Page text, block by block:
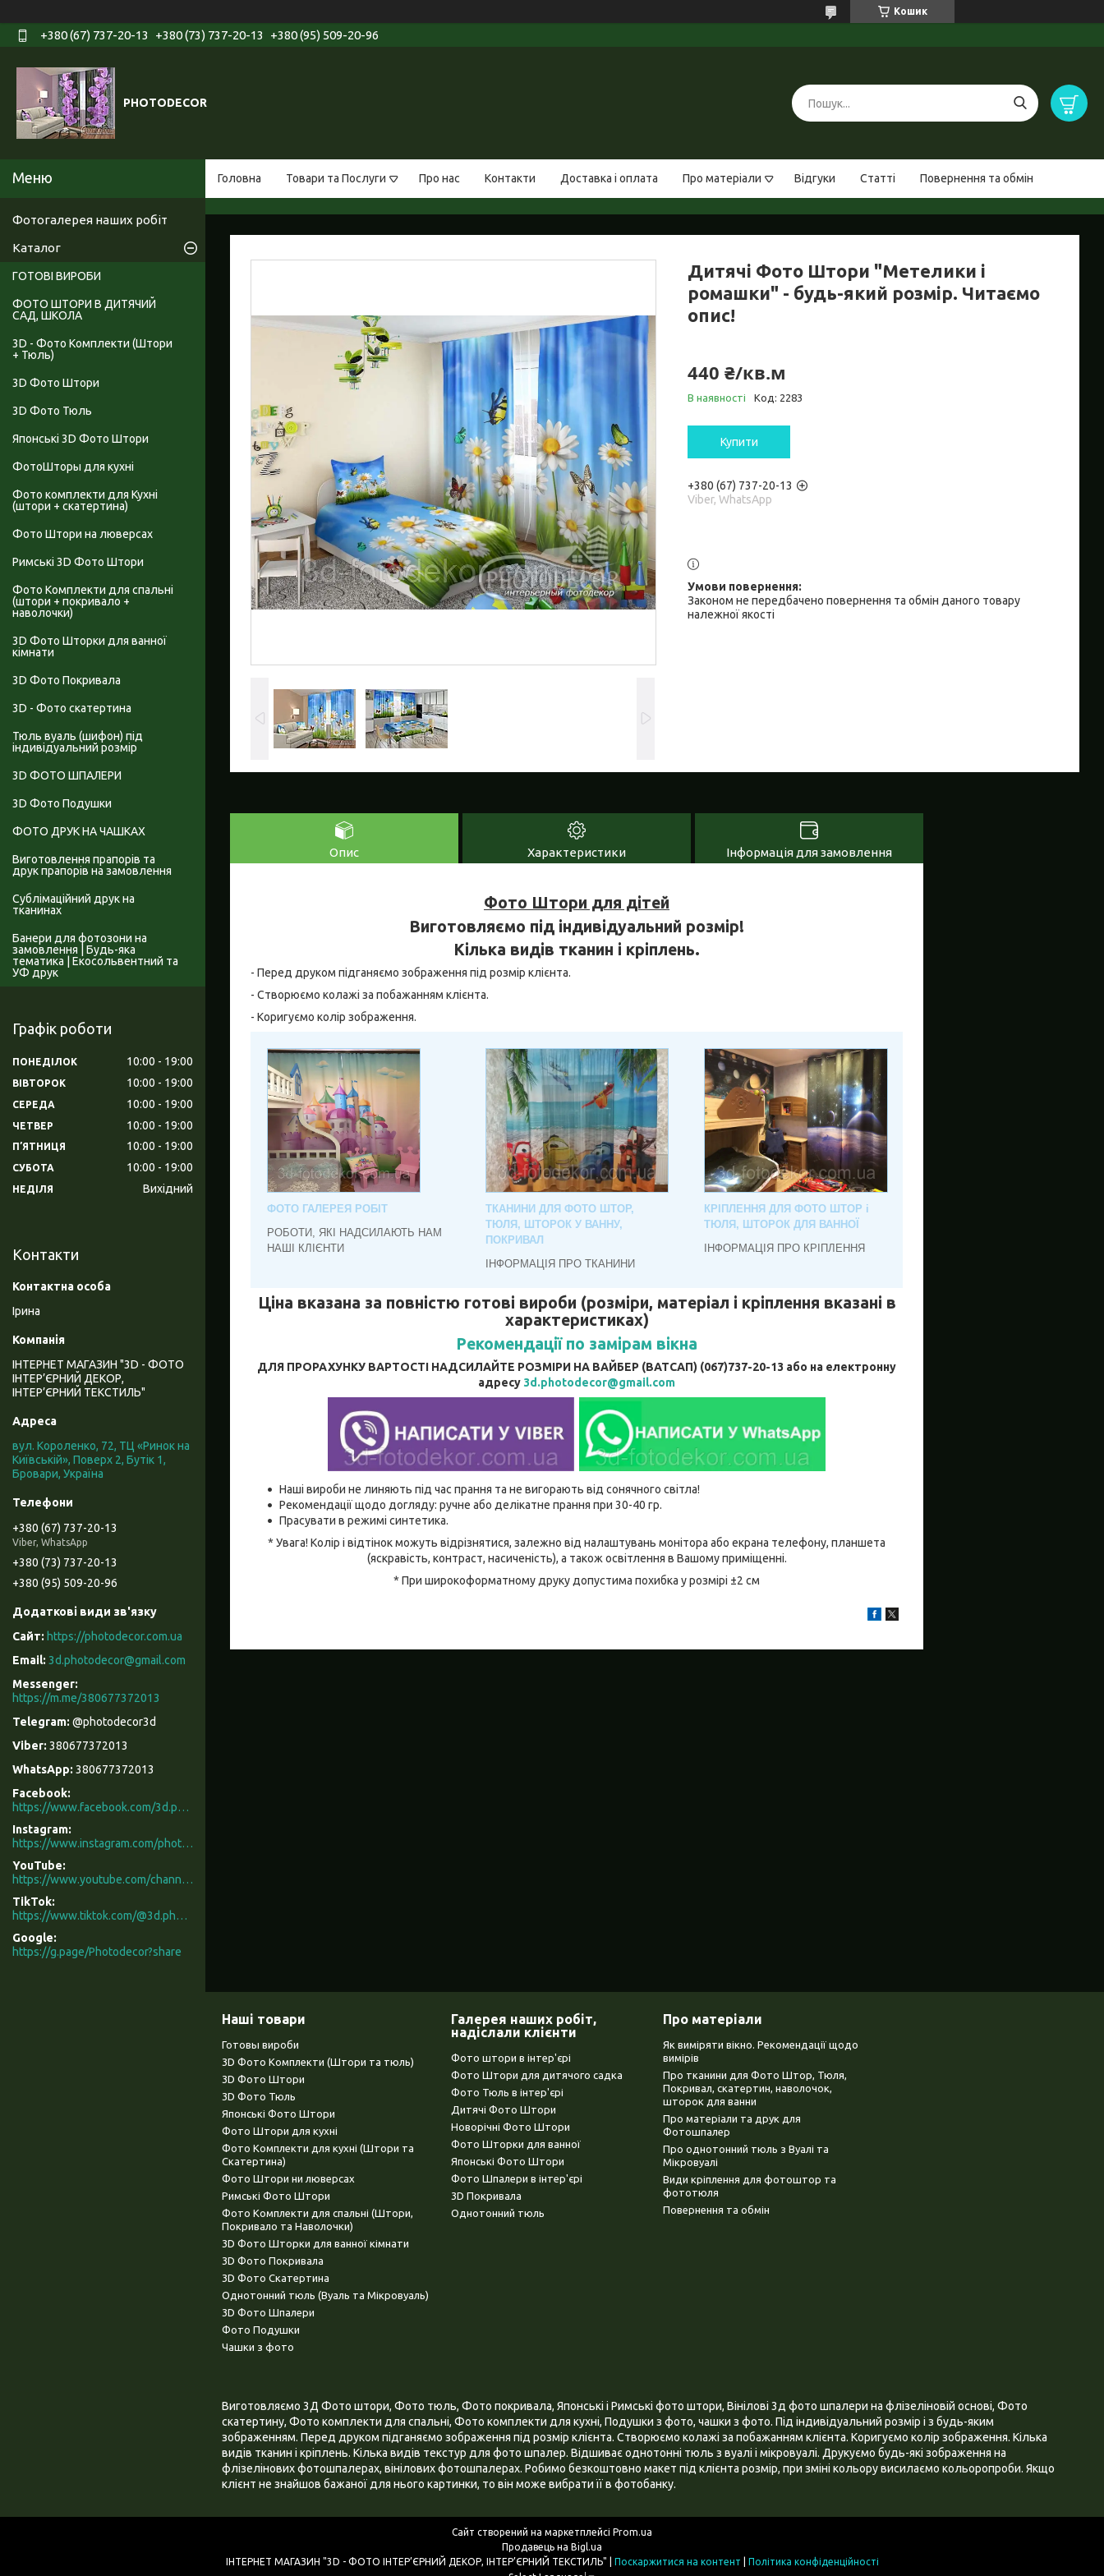
Кошик
+380 (67) 737-20-13 +380 (73) 737-20-13 +380 (95) 509-20-96
PHOTODECOR
Головна Товари та Послуги Про нас Контакти Доставка і оплата Про матеріали Відгуки Статті Повернення та обмін
Дитячі Фото Штори "Метелики і
ромашки" - будь-який розмір. Читаємо
опис!
440 ₴/кв.м
В наявності Код: 2283
Купити
+380 (67) 737-20-13
Viber, WhatsApp
Законом не передбачено повернення та обмін даного товару
належної якості
Опис Характеристики Інформація для замовлення
Фото Штори для дітей
Виготовляємо під індивідуальний розмір!
Кілька видів тканин і кріплень.
- Перед друком підганяємо зображення під розмір клієнта.
- Створюємо колажі за побажанням клієнта.
- Коригуємо колір зображення.
ФОТО ГАЛЕРЕЯ РОБІТ
РОБОТИ, ЯКІ НАДСИЛАЮТЬ НАМ
НАШІ КЛІЄНТИ
ТКАНИНИ ДЛЯ ФОТО ШТОР,
ТЮЛЯ, ШТОРОК У ВАННУ,
ПОКРИВАЛ
ІНФОРМАЦІЯ ПРО ТКАНИНИ
КРІПЛЕННЯ ДЛЯ ФОТО ШТОР і
ТЮЛЯ, ШТОРОК ДЛЯ ВАННОЇ
ІНФОРМАЦІЯ ПРО КРІПЛЕННЯ
Ціна вказана за повністю готові вироби (розміри, матеріал і кріплення вказані в
характеристиках)
Рекомендації по замірам вікна
ДЛЯ ПРОРАХУНКУ ВАРТОСТІ НАДСИЛАЙТЕ РОЗМІРИ НА ВАЙБЕР (ВАТСАП) (067)737-20-13 або на електронну
адресу 3d.photodecor@gmail.com
Наші вироби не линяють під час прання та не вигорають від сонячного світла!
Рекомендації щодо догляду: ручне або делікатне прання при 30-40 гр.
Прасувати в режимі синтетика.
* Увага! Колір і відтінок можуть відрізнятися, залежно від налаштувань монітора або екрана телефону, планшета
(яскравість, контраст, насиченість), а також освітлення в Вашому приміщенні.
* При широкоформатному друку допустима похибка у розмірі ±2 см
Фотогалерея наших робіт
Каталог
ГОТОВІ ВИРОБИ
ФОТО ШТОРИ В ДИТЯЧИЙ
САД, ШКОЛА
3D - Фото Комплекти (Штори
+ Тюль)
3D Фото Штори
3D Фото Тюль
Японські 3D Фото Штори
ФотоШторы для кухні
Фото комплекти для Кухні
(штори + скатертина)
Фото Штори на люверсах
Римські 3D Фото Штори
Фото Комплекти для спальні
(штори + покривало +
наволочки)
3D Фото Шторки для ванної
кімнати
3D Фото Покривала
3D - Фото скатертина
Тюль вуаль (шифон) під
індивідуальний розмір
3D ФОТО ШПАЛЕРИ
3D Фото Подушки
ФОТО ДРУК НА ЧАШКАХ
Виготовлення прапорів та
друк прапорів на замовлення
Сублімаційний друк на
тканинах
Банери для фотозони на
замовлення | Будь-яка
тематика | Екосольвентний та
УФ друк
Графік роботи
ПОНЕДІЛОК 10:00 19:00
ВІВТОРОК 10:00 19:00
СЕРЕДА 10:00 19:00
ЧЕТВЕР 10:00 19:00
ПʼЯТНИЦЯ 10:00 19:00
СУБОТА 10:00 19:00
НЕДІЛЯ Вихідний
Контакти
Ірина
ІНТЕРНЕТ МАГАЗИН "3D - ФОТО
ІНТЕР’ЄРНИЙ ДЕКОР,
ІНТЕР’ЄРНИЙ ТЕКСТИЛЬ"
вул. Короленко, 72, ТЦ «Ринок на
Київській», Поверх 2, Бутік 1,
Бровари, Україна
+380 (67) 737-20-13
Viber, WhatsApp
+380 (73) 737-20-13
+380 (95) 509-20-96
https://photodecor.com.ua
3d.photodecor@gmail.com
https://m.me/380677372013
@photodecor3d
380677372013
380677372013
Facebook
https://www.facebook.com/3d.photodecor/
Instagram
https://www.instagram.com/photodecor.com.ua/
YouTube
https://www.youtube.com/channel/UCXCUerfqRY1Pw7-IptdbqyA/videos
TikTok
https://www.tiktok.com/@3d.photodecor?is_from_webapp=1&sender_device=pc
Google
https://g.page/Photodecor?share
Наші товари
Готовы вироби
3D Фото Комплекти (Штори та тюль)
3D Фото Штори
3D Фото Тюль
Японські Фото Штори
Фото Штори для кухні
Фото Комплекти для кухні (Штори та
Скатертина)
Фото Штори ни люверсах
Римські Фото Штори
Фото Комплекти для спальні (Штори,
Покривало та Наволочки)
3D Фото Шторки для ванної кімнати
3D Фото Покривала
3D Фото Скатертина
Однотонний тюль (Вуаль та Мікровуаль)
3D Фото Шпалери
Фото Подушки
Чашки з фото
Галерея наших робіт,
надіслали клієнти
Фото штори в інтер'єрі
Фото Штори для дитячого садка
Фото Тюль в інтер'єрі
Дитячі Фото Штори
Новорічні Фото Штори
Фото Шторки для ванної
Японські Фото Штори
Фото Шпалери в інтер'єрі
3D Покривала
Однотонний тюль
Про матеріали
Як виміряти вікно. Рекомендації щодо
вимірів
Про тканини для Фото Штор, Тюля,
Покривал, скатертин, наволочок,
шторок для ванни
Про матеріали та друк для
Фотошпалер
Про однотонний тюль з Вуалі та
Мікровуалі
Види кріплення для фотоштор та
фототюля
Повернення та обмін
Виготовляємо 3Д Фото штори, Фото тюль, Фото покривала, Японські і Римські фото штори, Вінілові 3д фото шпалери на флізеліновій основі, Фото
скатертину, Фото комплекти для спальні, Фото комплекти для кухні, Подушки з фото, чашки з фото. Під індивідуальний розмір і з будь-яким
зображенням. Перед друком підганяємо зображення під розмір клієнта. Створюємо колажі за побажанням клієнта. Коригуємо колір зображення. Кілька
видів тканин і кріплень. Кілька видів текстур для фото шпалер. Відшиває однотонні тюль з вуалі і мікровуалі. Друкуємо будь-які зображення на
флізелінових фотошпалерах, вінілових фотошпалерах. Робимо безкоштовно макет під клієнта розмір, при зміні кольору висилаємо кольоропроби. Якщо
клієнт не знайшов бажаної для нього картинки, то він може вибрати її в фотобанку.
Сайт створений на маркетплейсі Prom.ua
Продавець на Bigl.ua
Поскаржитися на контент
Політика конфіденційності